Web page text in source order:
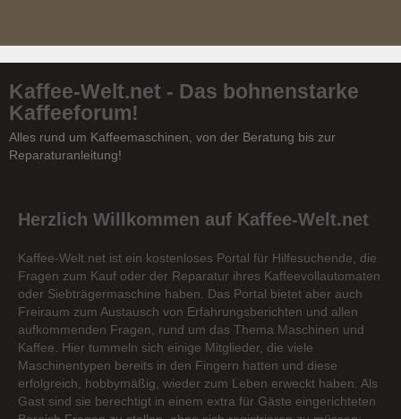
Kaffee-Welt.net - Das bohnenstarke
Kaffeeforum!
Alles rund um Kaffeemaschinen, von der Beratung bis zur
Reparaturanleitung!
Herzlich Willkommen auf Kaffee-Welt.net
Kaffee-Welt.net ist ein kostenloses Portal für Hilfesuchende, die
Fragen zum Kauf oder der Reparatur ihres Kaffeevollautomaten
oder Siebträgermaschine haben. Das Portal bietet aber auch
Freiraum zum Austausch von Erfahrungsberichten und allen
aufkommenden Fragen, rund um das Thema Maschinen und
Kaffee. Hier tummeln sich einige Mitglieder, die viele
Maschinentypen bereits in den Fingern hatten und diese
erfolgreich, hobbymäßig, wieder zum Leben erweckt haben. Als
Gast sind sie berechtigt in einem extra für Gäste eingerichteten